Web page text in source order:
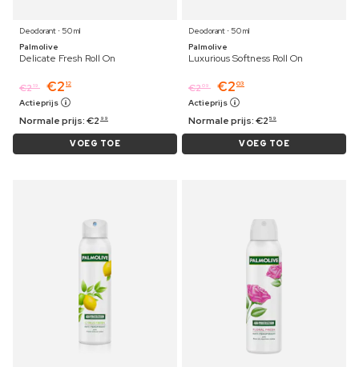
Deodorant ⋅ 50 ml
Palmolive
Delicate Fresh Roll On
€219 €2 12
Actieprijs
Normale prijs:€2 99
VOEG TOE
Deodorant ⋅ 50 ml
Palmolive
Luxurious Softness Roll On
€209 €2 03
Actieprijs
Normale prijs:€2 59
VOEG TOE